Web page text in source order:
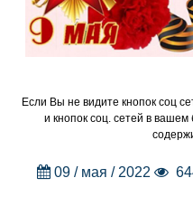
Если Вы не видите кнопок соц
и кнопок соц. сетей в
09 / мая / 2022